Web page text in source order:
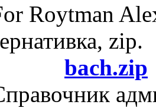
Roytman
zip.
bach.zip